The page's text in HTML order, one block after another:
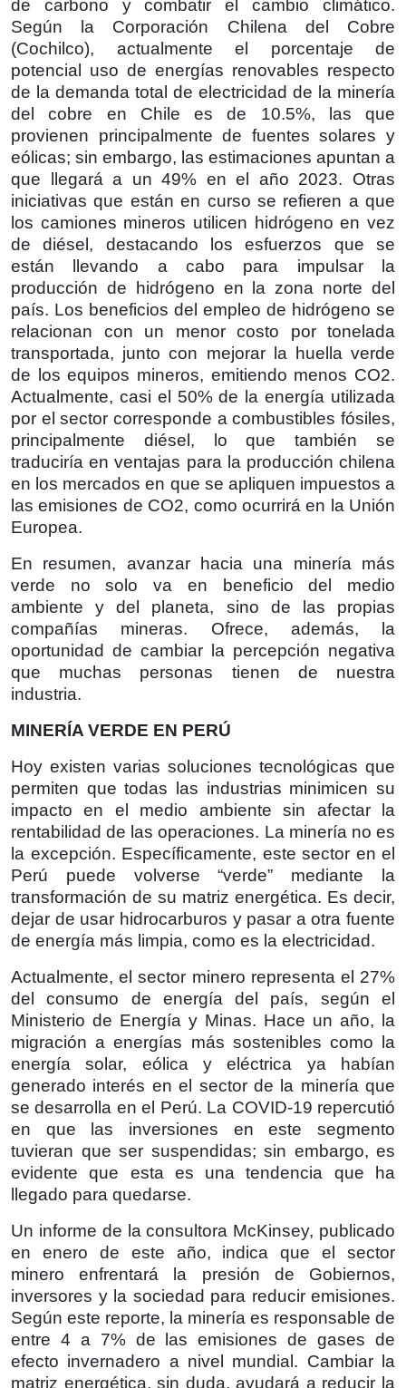
de carbono y combatir el cambio climático.
Según la Corporación Chilena del Cobre
(Cochilco), actualmente el porcentaje de
potencial uso de energías renovables respecto
de la demanda total de electricidad de la minería
del cobre en Chile es de 10.5%, las que
provienen principalmente de fuentes solares y
eólicas; sin embargo, las estimaciones apuntan a
que llegará a un 49% en el año 2023. Otras
iniciativas que están en curso se refieren a que
los camiones mineros utilicen hidrógeno en vez
de diésel, destacando los esfuerzos que se
están llevando a cabo para impulsar la
producción de hidrógeno en la zona norte del
país. Los beneficios del empleo de hidrógeno se
relacionan con un menor costo por tonelada
transportada, junto con mejorar la huella verde
de los equipos mineros, emitiendo menos CO2.
Actualmente, casi el 50% de la energía utilizada
por el sector corresponde a combustibles fósiles,
principalmente diésel, lo que también se
traduciría en ventajas para la producción chilena
en los mercados en que se apliquen impuestos a
las emisiones de CO2, como ocurrirá en la Unión
Europea.
En resumen, avanzar hacia una minería más
verde no solo va en beneficio del medio
ambiente y del planeta, sino de las propias
compañías mineras. Ofrece, además, la
oportunidad de cambiar la percepción negativa
que muchas personas tienen de nuestra
industria.
MINERÍA VERDE EN PERÚ
Hoy existen varias soluciones tecnológicas que
permiten que todas las industrias minimicen su
impacto en el medio ambiente sin afectar la
rentabilidad de las operaciones. La minería no es
la excepción. Específicamente, este sector en el
Perú puede volverse “verde” mediante la
transformación de su matriz energética. Es decir,
dejar de usar hidrocarburos y pasar a otra fuente
de energía más limpia, como es la electricidad.
Actualmente, el sector minero representa el 27%
del consumo de energía del país, según el
Ministerio de Energía y Minas. Hace un año, la
migración a energías más sostenibles como la
energía solar, eólica y eléctrica ya habían
generado interés en el sector de la minería que
se desarrolla en el Perú. La COVID-19 repercutió
en que las inversiones en este segmento
tuvieran que ser suspendidas; sin embargo, es
evidente que esta es una tendencia que ha
llegado para quedarse.
Un informe de la consultora McKinsey, publicado
en enero de este año, indica que el sector
minero enfrentará la presión de Gobiernos,
inversores y la sociedad para reducir emisiones.
Según este reporte, la minería es responsable de
entre 4 a 7% de las emisiones de gases de
efecto invernadero a nivel mundial. Cambiar la
matriz energética, sin duda, ayudará a reducir la